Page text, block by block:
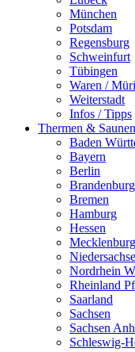
München
Potsdam
Regensburg
Schweinfurt
Tübingen
Waren /
Weiterstadt
Infos / Tipps
Thermen & Saunen
Baden
Bayern
Berlin
Brandenburg
Bremen
Hamburg
Hessen
Nordrhein
Rheinland
Saarland
Sachsen
Sachsen
Schleswig-